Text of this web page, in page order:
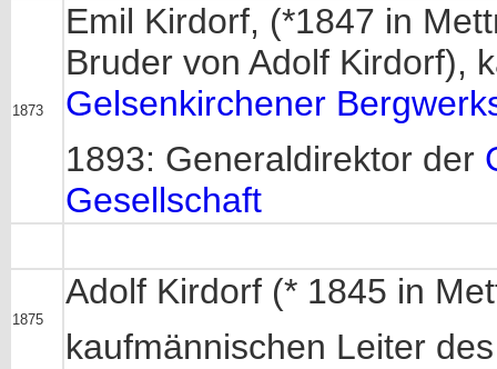
1873
Emil Kirdorf, (*1847 in
Bruder von Adolf Kirdorf),
Gelsenkirchener
1893: Generaldirektor der
Gesellschaft
1875
Adolf Kirdorf (* 1845 in
kaufmännischen Leiter